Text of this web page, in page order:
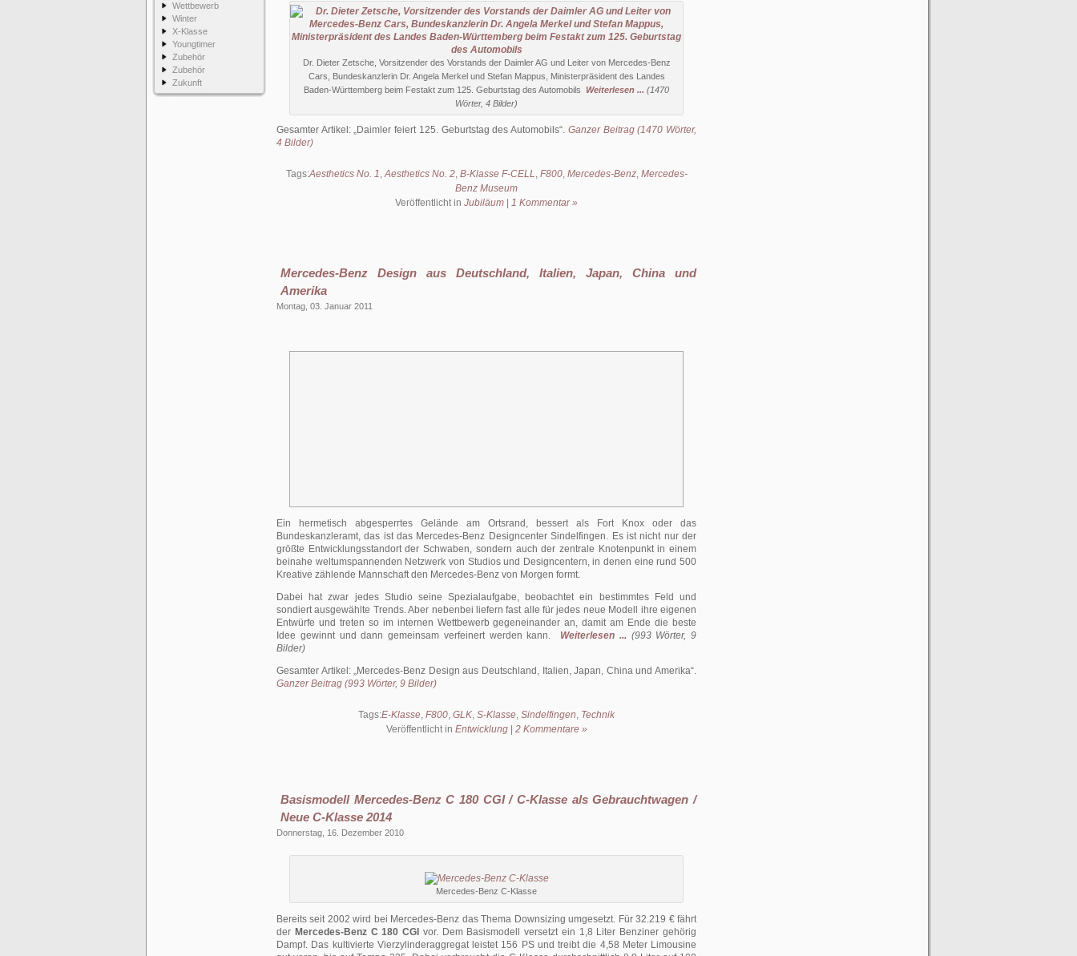
Wettbewerb
Winter
X-Klasse
Youngtimer
Zubehör
Zubehör
Zukunft
Dr. Dieter Zetsche, Vorsitzender des Vorstands der Daimler AG und Leiter von Mercedes-Benz
Cars, Bundeskanzlerin Dr. Angela Merkel und Stefan Mappus, Ministerpräsident des Landes
Baden-Württemberg beim Festakt zum 125. Geburtstag des Automobils
Weiterlesen ... (1470
Wörter, 4 Bilder)
Gesamter Artikel: Daimler feiert 125. Geburtstag des Automobils . Ganzer Beitrag (1470 Wörter,
4 Bilder)
Tags:Aesthetics No. 1,Aesthetics No. 2, B-Klasse F-CELL, F800, Mercedes-Benz, Mercedes-
Benz Museum
Veröffentlicht in Jubiläum 1 Kommentar »
Mercedes-Benz Design aus Deutschland, Italien, Japan, China und
Amerika
Montag, 03. Januar 2011
Ein hermetisch abgesperrtes Gelände am Ortsrand, bessert als Fort Knox oder das
Bundeskanzleramt, das ist das Mercedes-Benz Designcenter Sindelfingen. Es ist nicht nur der
größte Entwicklungsstandort der Schwaben, sondern auch der zentrale Knotenpunkt in einem
beinahe weltumspannenden Netzwerk von Studios und Designcentern, in denen eine rund 500
Kreative zählende Mannschaft den Mercedes-Benz von Morgen formt.
Dabei hat zwar jedes Studio seine Spezialaufgabe, beobachtet ein bestimmtes Feld und
sondiert ausgewählte Trends. Aber nebenbei liefern fast alle für jedes neue Modell ihre eigenen
Entwürfe und treten so im internen Wettbewerb gegeneinander an, damit am Ende die beste
Idee gewinnt und dann gemeinsam verfeinert werden kann.
Weiterlesen ... (993 Wörter, 9
Bilder)
Gesamter Artikel: Mercedes-Benz Design aus Deutschland, Italien, Japan, China und Amerika .
Ganzer Beitrag (993 Wörter, 9 Bilder)
Tags:E-Klasse, F800, GLK, S-Klasse, Sindelfingen, Technik
Veröffentlicht in Entwicklung| 2 Kommentare »
Basismodell Mercedes-Benz C 180 CGI / C-Klasse als Gebrauchtwagen /
Neue C-Klasse 2014
Donnerstag, 16. Dezember 2010
Mercedes-Benz C-Klasse
Bereits seit 2002 wird bei Mercedes-Benz das Thema Downsizing umgesetzt. Für 32.219 € fährt
der Mercedes-Benz C 180 CGI vor. Dem Basismodell versetzt ein 1,8 Liter Benziner gehörig
Dampf. Das kultivierte Vierzylinderaggregat leistet 156 PS und treibt die 4,58 Meter Limousine